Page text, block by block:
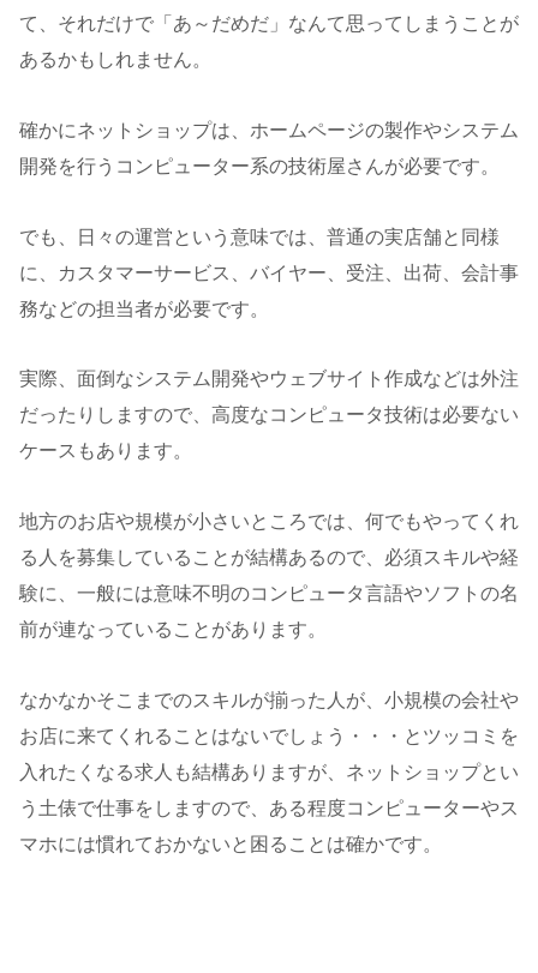
て、それだけで「あ～だめだ」なんて思ってしまうことが
あるかもしれません。
確かにネットショップは、ホームページの製作やシステム
開発を行うコンピューター系の技術屋さんが必要です。
でも、日々の運営という意味では、普通の実店舗と同様
に、カスタマーサービス、バイヤー、受注、出荷、会計事
務などの担当者が必要です。
実際、面倒なシステム開発やウェブサイト作成などは外注
だったりしますので、高度なコンピュータ技術は必要ない
ケースもあります。
地方のお店や規模が小さいところでは、何でもやってくれ
る人を募集していることが結構あるので、必須スキルや経
験に、一般には意味不明のコンピュータ言語やソフトの名
前が連なっていることがあります。
なかなかそこまでのスキルが揃った人が、小規模の会社や
お店に来てくれることはないでしょう・・・とツッコミを
入れたくなる求人も結構ありますが、ネットショップとい
う土俵で仕事をしますので、ある程度コンピューターやス
マホには慣れておかないと困ることは確かです。